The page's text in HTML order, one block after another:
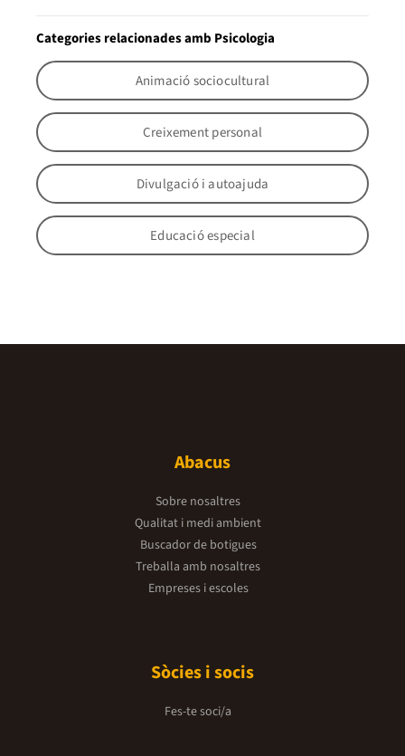
Categories relacionades amb Psicologia
Animació sociocultural
Creixement personal
Divulgació i autoajuda
Educació especial
Abacus
Sobre nosaltres
Qualitat i medi ambient
Buscador de botigues
Treballa amb nosaltres
Empreses i escoles
Sòcies i socis
Fes-te soci/a